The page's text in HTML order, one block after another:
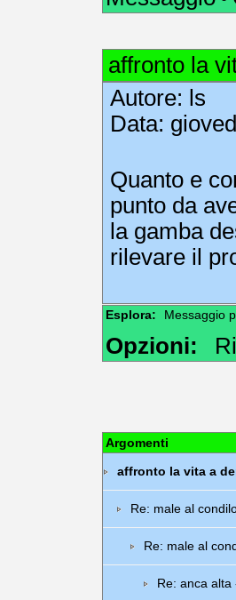
affronto la
Autore: ls
Data:
Quanto e
punto da
la gamba
rilevare il
Esplora: Messaggio
Opzioni:
Argomenti
affronto la vita a
Re: male al
Re: male al
Re: anca alta